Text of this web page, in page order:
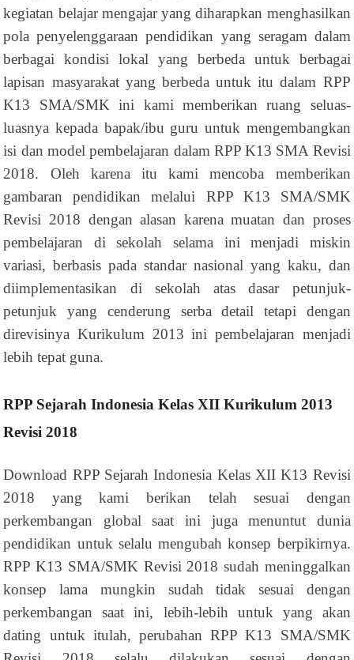
kegiatan belajar mengajar yang diharapkan menghasilkan
pola penyelenggaraan pendidikan yang seragam dalam
berbagai kondisi lokal yang berbeda untuk berbagai
lapisan masyarakat yang berbeda untuk itu dalam RPP
K13 SMA/SMK ini kami memberikan ruang seluas-
luasnya kepada bapak/ibu guru untuk mengembangkan
isi dan model pembelajaran dalam RPP K13 SMA Revisi
2018. Oleh karena itu kami mencoba memberikan
gambaran pendidikan melalui RPP K13 SMA/SMK
Revisi 2018 dengan alasan karena muatan dan proses
pembelajaran di sekolah selama ini menjadi miskin
variasi, berbasis pada standar nasional yang kaku, dan
diimplementasikan di sekolah atas dasar petunjuk-
petunjuk yang cenderung serba detail tetapi dengan
direvisinya Kurikulum 2013 ini pembelajaran menjadi
lebih tepat guna.
RPP Sejarah Indonesia Kelas XII Kurikulum 2013
Revisi 2018
Download RPP Sejarah Indonesia Kelas XII K13 Revisi
2018 yang kami berikan telah sesuai dengan
perkembangan global saat ini juga menuntut dunia
pendidikan untuk selalu mengubah konsep berpikirnya.
RPP K13 SMA/SMK Revisi 2018 sudah meninggalkan
konsep lama mungkin sudah tidak sesuai dengan
perkembangan saat ini, lebih-lebih untuk yang akan
dating untuk itulah, perubahan RPP K13 SMA/SMK